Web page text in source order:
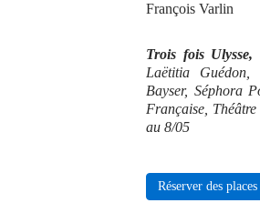
François Varlin
Trois fois Ulysse,
Laëtitia
Bayser, Séphora
Française,
au 8/05
Réserver des places